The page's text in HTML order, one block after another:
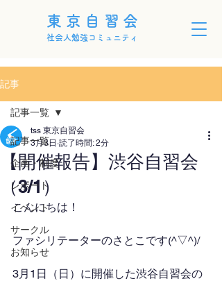
東京自習会
社会人勉強コミュニティ
記事
記事一覧
企画・制度
レポート
イベント
サークル
お知らせ
記事一覧
【開催報告】渋谷自習会
（3/1）
tss 東京自習会
3月3日 読了時間: 2分
こんにちは！
ファシリテーターのさとこです(^▽^)/
3月1日（日）に開催した渋谷自習会の